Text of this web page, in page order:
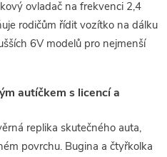
ovladač na frekvenci 2,4
rodičům řídit vozítko na dálku
6V modelů pro nejmenší
autíčkem s licencí a
replika skutečného auta,
povrchu. Bugina a čtyřkolka